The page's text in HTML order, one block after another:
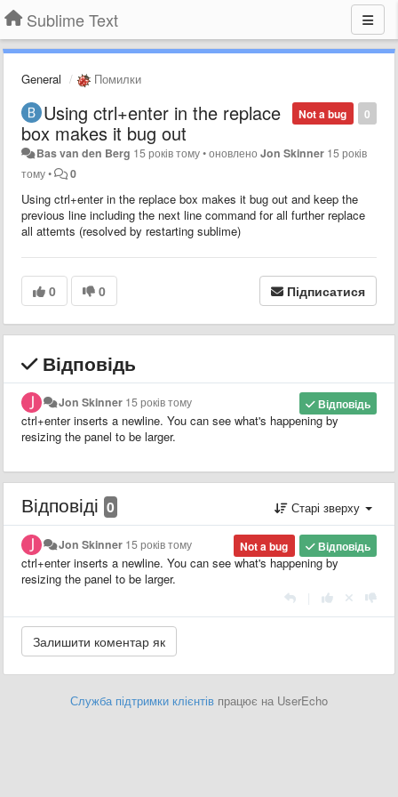
Sublime Text
General Помилки
0
Not a bug
Using ctrl+enter in the replace
box makes it bug out
Bas van den Berg 15 років тому•оновленоJon Skinner 15 років
тому• 0
Using ctrl+enter in the replace box makes it bug out and keep the
previous line including the next line command for all further replace
all attemts (resolved by restarting sublime)
0 0 Підписатися
Відповідь
Відповідь
Jon Skinner 15 років тому
ctrl+enter inserts a newline. You can see what's happening by
resizing the panel to be larger.
Відповіді 0 Старі зверху
Відповідь
Not a bug
Jon Skinner 15 років тому
ctrl+enter inserts a newline. You can see what's happening by
resizing the panel to be larger.
Служба підтримки клієнтів працює на UserEcho